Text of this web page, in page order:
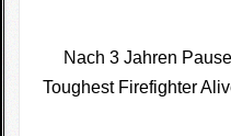
Nach 3 Jahren
Toughest Firefighter